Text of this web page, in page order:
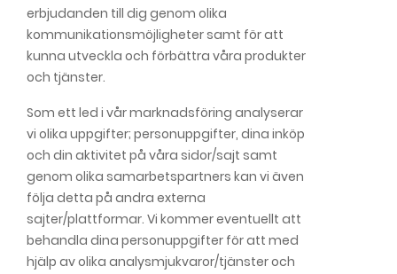
erbjudanden till dig genom olika
kommunikationsmöjligheter samt för att
kunna utveckla och förbättra våra produkter
och tjänster.
Som ett led i vår marknadsföring analyserar
vi olika uppgifter; personuppgifter, dina inköp
och din aktivitet på våra sidor/sajt samt
genom olika samarbetspartners kan vi även
följa detta på andra externa
sajter/plattformar. Vi kommer eventuellt att
behandla dina personuppgifter för att med
hjälp av olika analysmjukvaror/tjänster och